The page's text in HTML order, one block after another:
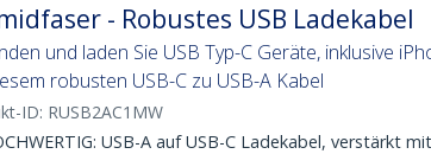
- Robustes USB Ladekabel
und laden Sie USB Typ-C Geräte, inklusive
robusten USB-C zu USB-A Kabel
ID: RUSB2AC1MW
USB-A auf USB-C Ladekabel, verstärkt